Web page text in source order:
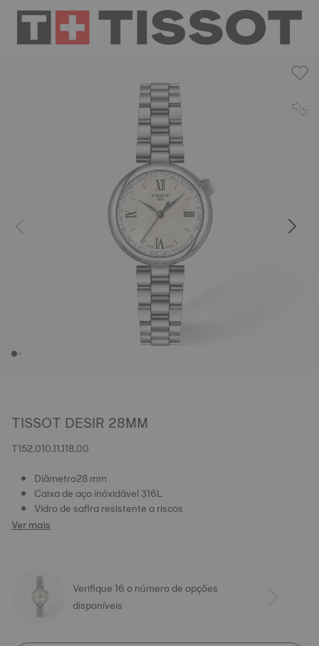
TISSOT DESIR 28MM
T152.010.11.118.00
Diâmetro28 mm
Caixa de aço inóxidável 316L
Vidro de safira resistente a riscos
Ver mais
Verifique 16 o número de opções
disponíveis